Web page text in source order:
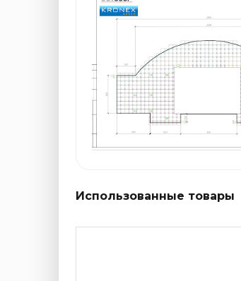
Использованные товары